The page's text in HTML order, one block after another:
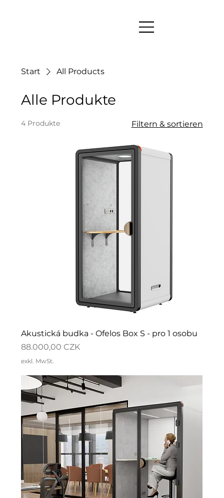
Start All Products
Alle Produkte
4 Produkte Filtern & sortieren
Akustická budka - Ofelos Box S - pro 1 osobu
Preis
88.000,00 CZK
exkl. MwSt.